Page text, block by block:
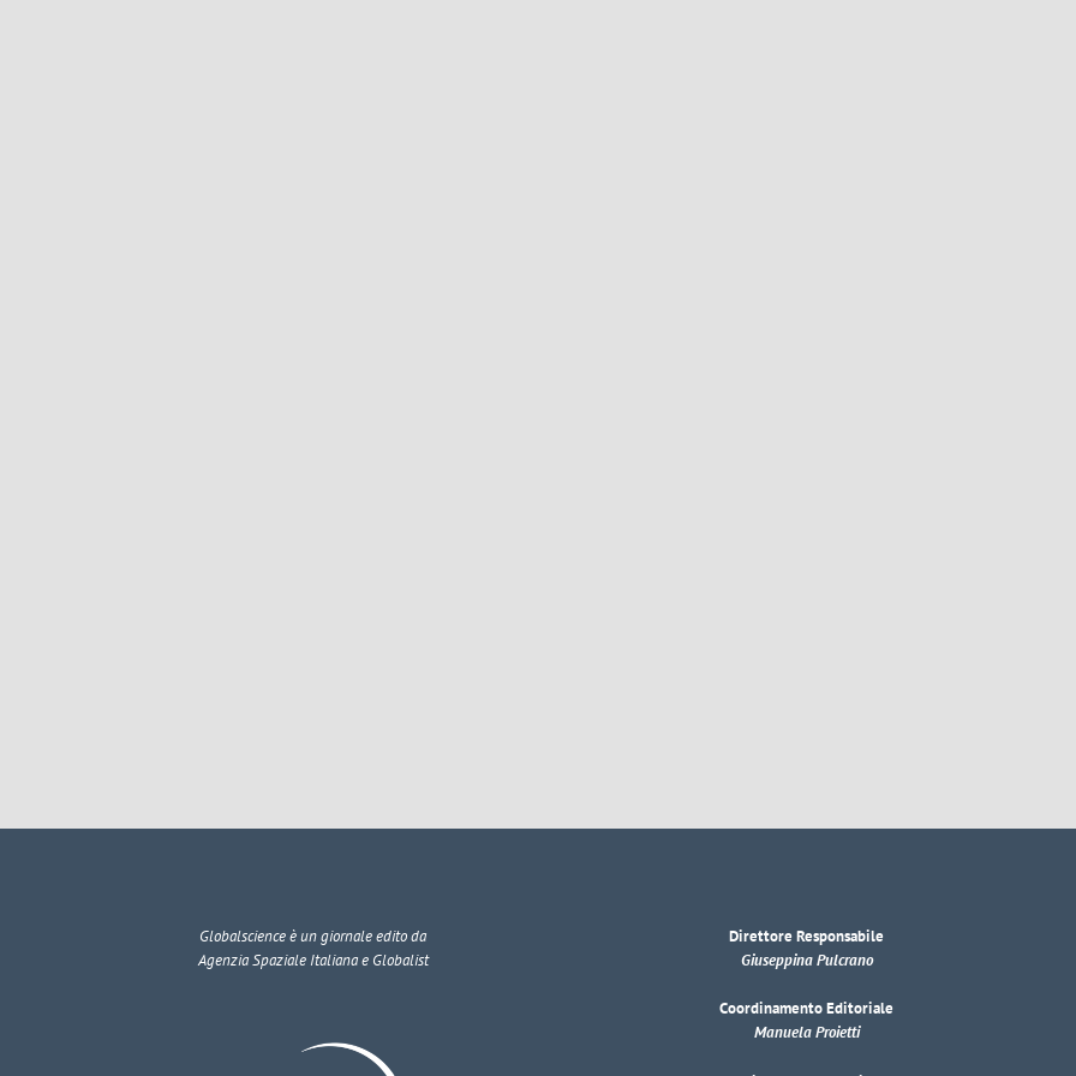
Globalscienceè un giornale edito da
Agenzia Spaziale Italiana e Globalist
Direttore Responsabile
Giuseppina Pulcrano
Coordinamento Editoriale
Manuela Proietti